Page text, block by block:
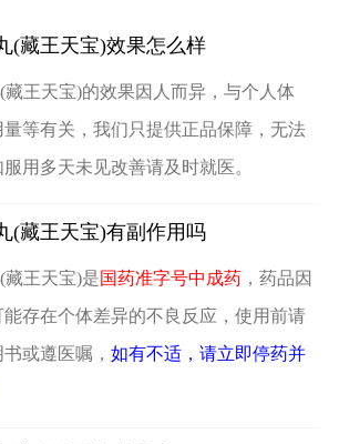
(藏王天宝)效果怎么样
藏王天宝)的效果因人而异，与个人体
等有关，我们只提供正品保障，无法
用多天未见改善请及时就医。
(藏王天宝)有副作用吗
藏王天宝)是国药准字号中成药，药品因
存在个体差异的不良反应，使用前请
或遵医嘱， 如有不适，请立即停药并